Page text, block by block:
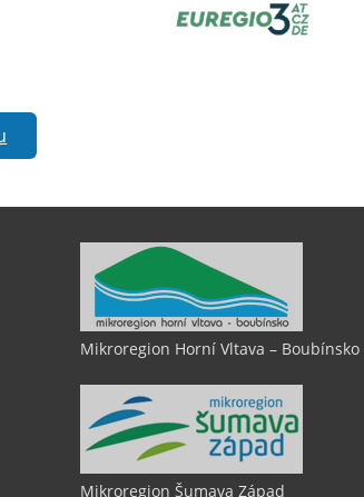
Mikroregion Horní Vltava – Boubínsko
Mikroregion Šumava Západ